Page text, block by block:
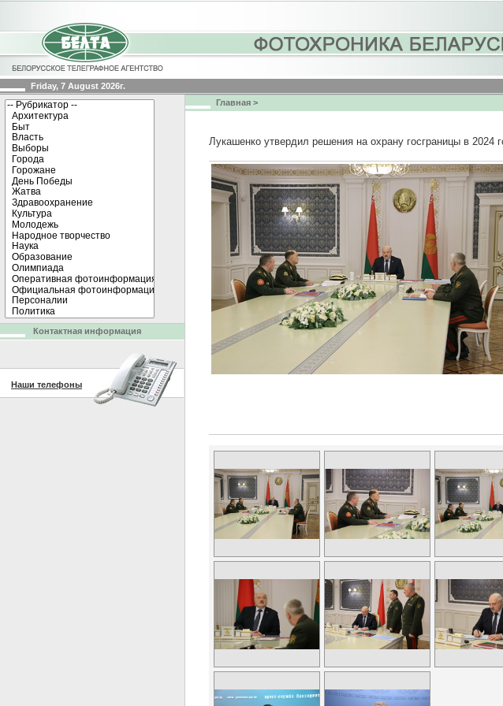
Friday, 7 August 2026г.
Главная >
Лукашенко утвердил решения на охрану госграницы в 2024
Контактная информация
Наши телефоны